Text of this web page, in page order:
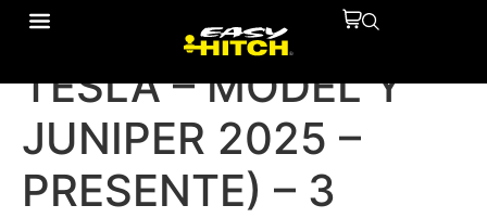
TIRO DE ARRASTRE
TESLA – MODEL Y
JUNIPER 2025 –
PRESENTE) – 3